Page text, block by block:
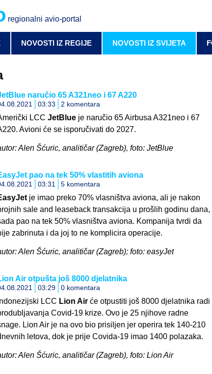
regionalni avio-portal
NOVOSTI IZ REGIJE NOVOSTI IZ SVIJETA
naručio 65 A321neo i 67 A220
03:33 2 komentara
LCC JetBlueje naručio 65 Airbusa A321neo i 67
Avioni će se isporučivati do 2027.
Alen Šćuric, analitičar (Zagreb), foto: JetBlue
pao na tek 50% vlastitih aviona
03:31 5 komentara
je imao preko 70% vlasništva aviona, ali je nakon
sale and leaseback transakcija u prošlih godinu dana,
pao na tek 50% vlasništva aviona. Kompanija tvrdi da
zabrinuta i da joj to ne komplicira operacije.
Alen Šćuric, analitičar (Zagreb); foto: easyJet
Air otpušta još 8000 djelatnika
03:29 0 komentara
Indonezijski LCC Lion Airće otpustiti još 8000 djelatnika radi
Covid-19 krize. Ovo je 25 njihove radne
Lion Air je na ovo bio prisiljen jer operira tek 140-210
letova, dok je prije Covida-19 imao 1400 polazaka.
Alen Šćuric, analitičar (Zagreb), foto: Lion Air